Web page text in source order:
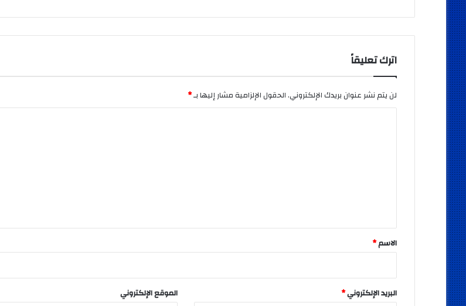
اترك تعليقاً
لن يتم نشر عنوان بريدك الإلكتروني.الحقول الإلزامية مشار إليها بـ*
*
الاسم*
البريد الإلكتروني* الموقع الإلكتروني